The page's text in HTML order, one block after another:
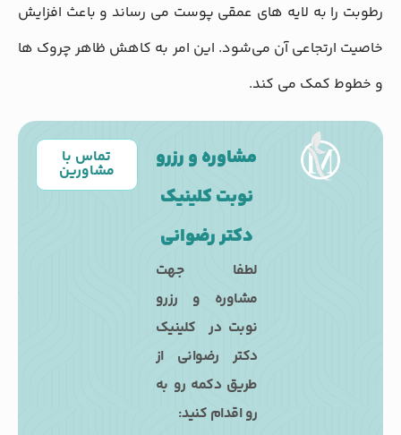
رطوبت را به لایه‌ های عمقی پوست می‌ رساند و باعث افزایش
خاصیت ارتجاعی آن می‌شود. این امر به کاهش ظاهر چروک‌ ها
و خطوط کمک می‌ کند.
مشاوره و رزرو
نوبت کلینیک
دکتر رضوانی
لطفا جهت
مشاوره و رزرو
نوبت در کلینیک
دکتر رضوانی از
طریق دکمه رو به
رو اقدام کنید:
تماس با
مشاورین